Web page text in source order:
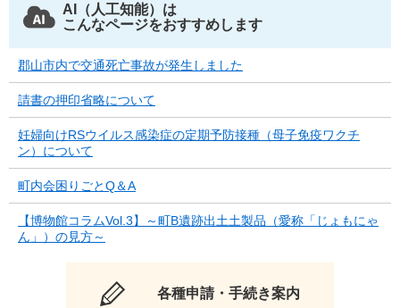
AI（人工知能）は
こんなページをおすすめします
郡山市内で交通死亡事故が発生しました
請書の押印省略について
妊婦向けRSウイルス感染症の定期予防接種（母子免疫ワクチ
ン）について
町内会困りごとQ＆A
【博物館コラムVol.3】～町B遺跡出土土製品（愛称「じょもにゃ
ん」）の見方～
各種申請・手続き案内